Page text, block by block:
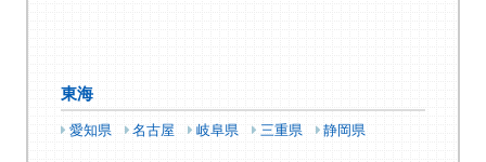
東海
愛知県 名古屋 岐阜県 三重県 静岡県